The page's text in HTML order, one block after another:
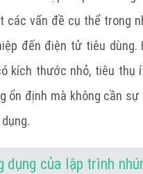
các vấn đề cụ thể trong
đến điện tử tiêu dùng.
kích thước nhỏ, tiêu thụ
ổn định mà không cần
dụng của lập trình